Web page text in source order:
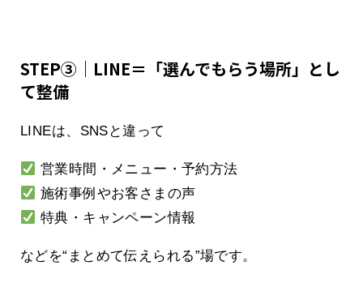
STEP③｜LINE＝「選んでもらう場所」とし
て整備
LINEは、SNSと違って
営業時間・メニュー・予約方法
施術事例やお客さまの声
特典・キャンペーン情報
などを“まとめて伝えられる”場です。